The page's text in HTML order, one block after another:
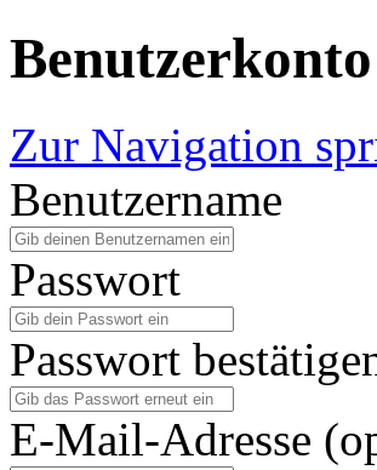
Zur Navigation
Benutzername
Passwort
Passwort
E-Mail-Adresse